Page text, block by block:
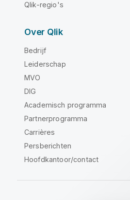
Qlik-regio's
Over Qlik
Bedrijf
Leiderschap
MVO
DIG
Academisch programma
Partnerprogramma
Carrières
Persberichten
Hoofdkantoor/contact